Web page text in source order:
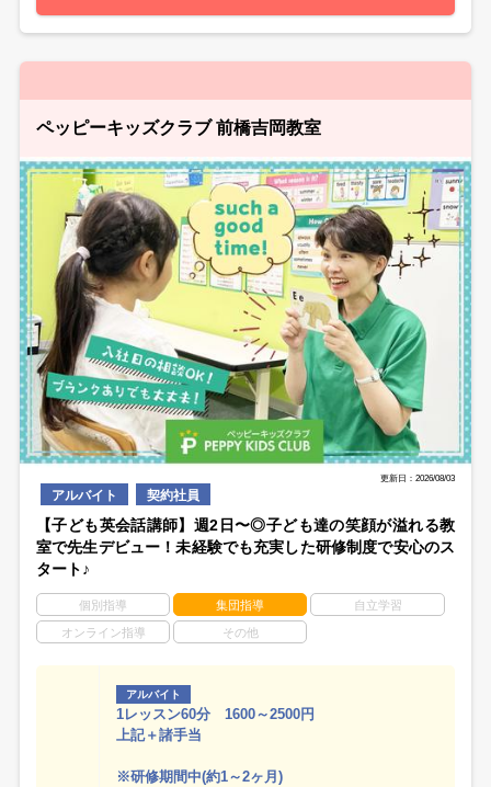
ペッピーキッズクラブ 前橋吉岡教室
更新日：2026/08/03
アルバイト 契約社員
【子ども英会話講師】週2日〜◎子ども達の笑顔が溢れる教
室で先生デビュー！未経験でも充実した研修制度で安心のス
タート♪
個別指導 集団指導 自立学習
オンライン指導 その他
アルバイト
1レッスン60分 1600～2500円
上記＋諸手当
※研修期間中(約1～2ヶ月)